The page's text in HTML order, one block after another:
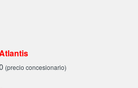
(precio concesionario)